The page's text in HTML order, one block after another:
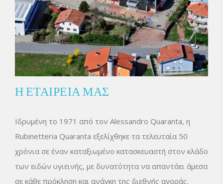
Η ΕΤΑΙΡΕΙΑ ΜΑΣ
Ιδρυμένη το 1971 από τον Alessandro Quaranta, η
Rubinetteria Quaranta εξελίχθηκε τα τελευταία 50
χρόνια σε έναν καταξιωμένο κατασκευαστή στον κλάδο
των ειδών υγιεινής, με δυνατότητα να απαντάει άμεσα
σε κάθε πρόκληση και ανάγκη της διεθνής αγοράς.